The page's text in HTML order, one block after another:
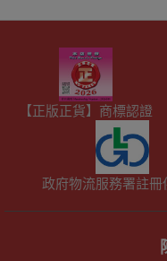
【正版正貨】商標認證
政府物流服務署註冊